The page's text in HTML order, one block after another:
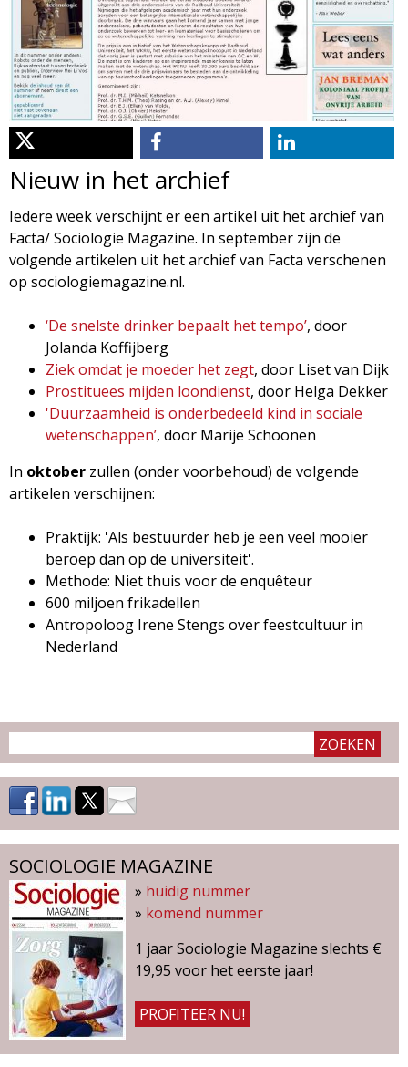
o
l
o
g
i
e
M
a
z
m
e
n
u
Nieuw in het archief
Iedere week verschijnt er een artikel uit het archief van
Facta/ Sociologie Magazine. In september zijn de
volgende artikelen uit het archief van Facta verschenen
op sociologiemagazine.nl.
‘De snelste drinker bepaalt het tempo’, door
Jolanda Koffijberg
Ziek omdat je moeder het zegt, door Liset van Dijk
Prostituees mijden loondienst, door Helga Dekker
'Duurzaamheid is onderbedeeld kind in sociale
wetenschappen’, door Marije Schoonen
In oktober zullen (onder voorbehoud) de volgende
artikelen verschijnen:
Praktijk: 'Als bestuurder heb je een veel mooier
beroep dan op de universiteit'.
Methode: Niet thuis voor de enquêteur
600 miljoen frikadellen
Antropoloog Irene Stengs over feestcultuur in
Nederland
SOCIOLOGIE MAGAZINE
» huidig nummer
» komend nummer
1 jaar Sociologie Magazine slechts €
19,95 voor het eerste jaar!
PROFITEER NU!